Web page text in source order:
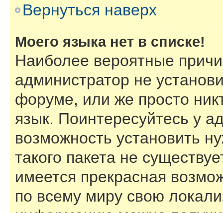
Вернуться наверх
Моего языка нет в списке!
Наиболее вероятные
администратор не
форуме, или же просто
язык. Поинтересуйтесь у
возможность установить
такого пакета не
имеется прекрасная
по всему миру свою